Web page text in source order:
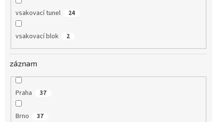
vsakovací tunel 24
vsakovací blok 2
záznam
Praha 37
Brno 37